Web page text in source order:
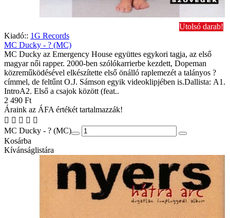
Utolsó darab!
Kiadó:: 1G Records
MC Ducky - ? (MC)
MC Ducky az Emergency House együttes egykori tagja, az első
magyar női rapper. 2000-ben szólókarrierbe kezdett, Dopeman
közreműködésével elkészítette első önálló raplemezét a talányos ?
címmel, de feltűnt O.J. Sámson egyik videoklipjében is.Dallista: A1.
IntroA2. Első a csajok között (feat..
2 490 Ft
Áraink az ÁFA értékét tartalmazzák!
MC Ducky - ? (MC)
Kosárba
Kívánságlistára